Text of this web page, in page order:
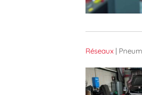
Réseaux |